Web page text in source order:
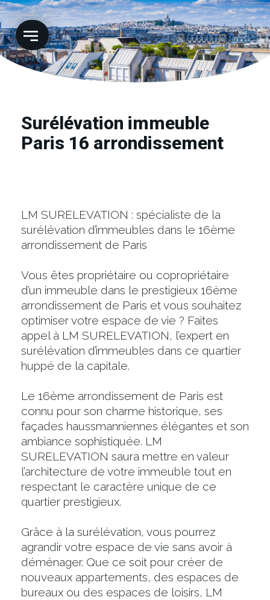
Surélévation immeuble
Paris 16 arrondissement
LM SURELEVATION : spécialiste de la
surélévation d’immeubles dans le 16ème
arrondissement de Paris
Vous êtes propriétaire ou copropriétaire
d’un immeuble dans le prestigieux 16ème
arrondissement de Paris et vous souhaitez
optimiser votre espace de vie ? Faites
appel à LM SURELEVATION, l’expert en
surélévation d’immeubles dans ce quartier
huppé de la capitale.
Le 16ème arrondissement de Paris est
connu pour son charme historique, ses
façades haussmanniennes élégantes et son
ambiance sophistiquée. LM
SURELEVATION saura mettre en valeur
l’architecture de votre immeuble tout en
respectant le caractère unique de ce
quartier prestigieux.
Grâce à la surélévation, vous pourrez
agrandir votre espace de vie sans avoir à
déménager. Que ce soit pour créer de
nouveaux appartements, des espaces de
bureaux ou des espaces de loisirs, LM